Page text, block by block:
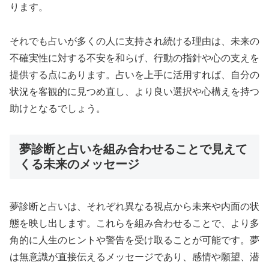
ります。
それでも占いが多くの人に支持され続ける理由は、未来の
不確実性に対する不安を和らげ、行動の指針や心の支えを
提供する点にあります。占いを上手に活用すれば、自分の
状況を客観的に見つめ直し、より良い選択や心構えを持つ
助けとなるでしょう。
夢診断と占いを組み合わせることで見えて
くる未来のメッセージ
夢診断と占いは、それぞれ異なる視点から未来や内面の状
態を映し出します。これらを組み合わせることで、より多
角的に人生のヒントや警告を受け取ることが可能です。夢
は無意識が直接伝えるメッセージであり、感情や願望、潜